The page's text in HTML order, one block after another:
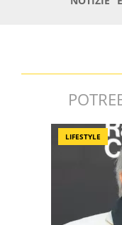
LIFESTYLE